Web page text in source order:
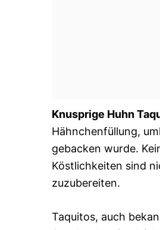
Knusprige Huhn
Hähnchenfüllung,
gebacken wurde.
Köstlichkeiten sind
zuzubereiten.
Taquitos, auch